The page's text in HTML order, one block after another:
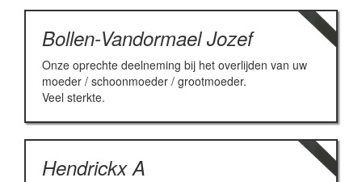
Bollen-Vandormael Jozef
Onze oprechte deelneming bij het overlijden van uw
moeder / schoonmoeder / grootmoeder.
Veel sterkte.
Hendrickx A